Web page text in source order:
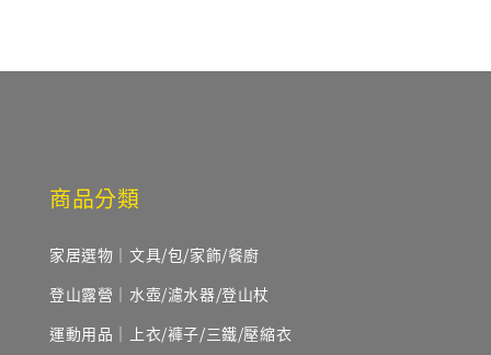
商品分類
家居選物｜文具/包/家飾/餐廚
登山露營｜水壺/濾水器/登山杖
運動用品｜上衣/褲子/三鐵/壓縮衣